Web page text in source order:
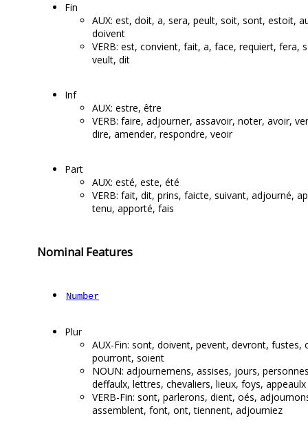
Fin
AUX: est, doit, a, sera, peult, soit, sont, estoit,
doivent
VERB: est, convient, fait, a, face, requiert, fera,
veult, dit
Inf
AUX: estre, être
VERB: faire, adjourner, assavoir, noter, avoir,
dire, amender, respondre, veoir
Part
AUX: esté, este, été
VERB: fait, dit, prins, faicte, suivant, adjourné,
tenu, apporté, fais
Nominal Features
Number
Plur
AUX-Fin: sont, doivent, pevent, devront, fustes,
pourront, soient
NOUN: adjournemens, assises, jours,
deffaulx, lettres, chevaliers, lieux, foys, appeaulx
VERB-Fin: sont, parlerons, dient, oés,
assemblent, font, ont, tiennent, adjourniez